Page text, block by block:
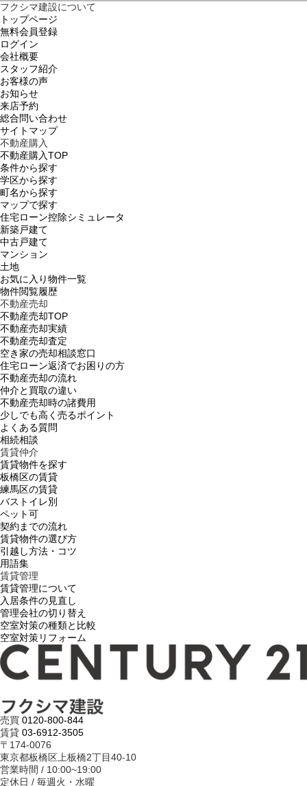
フクシマ建設について
トップページ
無料会員登録
ログイン
会社概要
スタッフ紹介
お客様の声
お知らせ
来店予約
総合問い合わせ
サイトマップ
不動産購入
不動産購入TOP
条件から探す
学区から探す
町名から探す
マップで探す
住宅ローン控除シミュレータ
新築戸建て
中古戸建て
マンション
土地
お気に入り物件一覧
物件閲覧履歴
不動産売却
不動産売却TOP
不動産売却実績
不動産売却査定
空き家の売却相談窓口
住宅ローン返済でお困りの方
不動産売却の流れ
仲介と買取の違い
不動産売却時の諸費用
少しでも高く売るポイント
よくある質問
相続相談
賃貸仲介
賃貸物件を探す
板橋区の賃貸
練馬区の賃貸
バストイレ別
ペット可
契約までの流れ
賃貸物件の選び方
引越し方法・コツ
用語集
賃貸管理
賃貸管理について
入居条件の見直し
管理会社の切り替え
空室対策の種類と比較
空室対策リフォーム
売買 0120-800-844
賃貸 03-6912-3505
〒174-0076
東京都板橋区上板橋2丁目40-10
営業時間 / 10:00~19:00
定休日 / 毎週火・水曜